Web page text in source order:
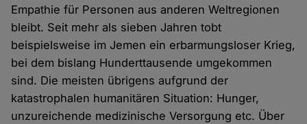
Empathie für Personen aus anderen Weltregionen
bleibt. Seit mehr als sieben Jahren tobt
beispielsweise im Jemen ein erbarmungsloser Krieg,
bei dem bislang Hunderttausende umgekommen
sind. Die meisten übrigens aufgrund der
katastrophalen humanitären Situation: Hunger,
unzureichende medizinische Versorgung etc. Über